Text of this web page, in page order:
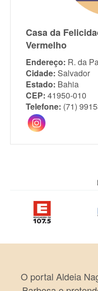
Casa da
Vermelho
Endereço: R. da
Cidade: Salvador
Estado: Bahia
CEP: 41950-010
Telefone: (71)
O portal Aldeia